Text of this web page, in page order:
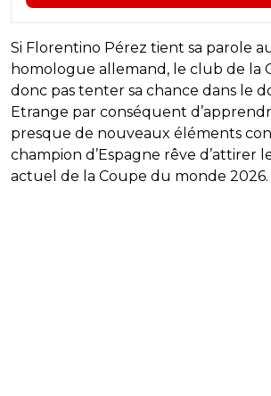
Si Florentino Pérez tient sa parole
homologue allemand, le club de la
donc pas tenter sa chance dans le
Etrange par conséquent
presque de nouveaux éléments
champion d’Espagne rêve d’attirer
actuel de la Coupe du monde 2026.